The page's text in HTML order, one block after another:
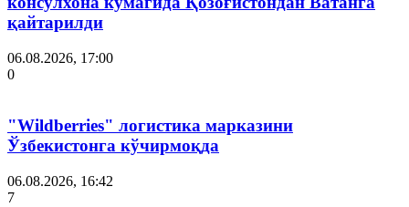
қайтарилди
06.08.2026, 17:00
0
"Wildberries" логистика марказини
Ўзбекистонга кўчирмоқда
06.08.2026, 16:42
7